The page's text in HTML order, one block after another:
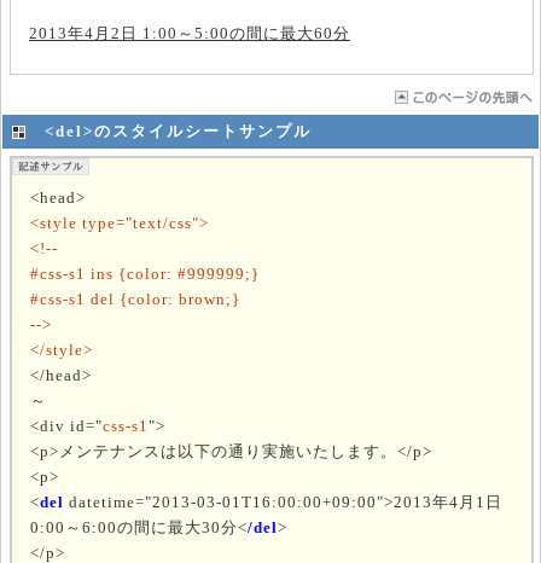
2013年4月2日 1:00～5:00の間に最大60分
<del>のスタイルシートサンプル
<head>
<style type="text/css">
<!--
#css-s1 ins {color: #999999;}
#css-s1 del {color: brown;}
-->
</style>
</head>
～
<div id="css-s1 ">
<p>メンテナンスは以下の通り実施いたします。</p>
<p>
<del datetime="2013-03-01T16:00:00+09:00">2013年4月1日
0:00～6:00の間に最大30分</del>
</p>